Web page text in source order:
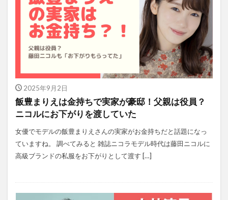
2025年9月2日
飯豊まりえは金持ちで実家が豪邸！父親は役員？
ニコルにお下がりを渡していた
女優でモデルの飯豊まりえさんの実家がお金持ちだと話題になっ
ていますね。 調べてみると 雑誌ニコラモデル時代は藤田ニコルに
高級ブランドの私服をお下がりとして渡す […]